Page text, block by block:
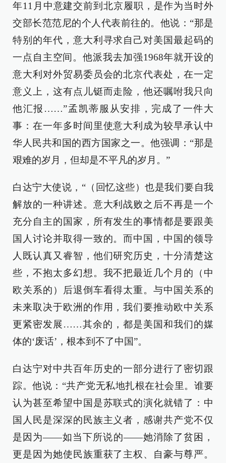
年11月中意建交前到北京履职，是作为当时外
交部长范范尼的个人代表前往的。他说：“那是
特别的年代，意大利寻求自己对美国最起码的
一点自主空间。他派我去加强1968年就开设的
意大利对外贸易委员会的北京代表处，在一定
意义上，这有点儿铤而走险，他还嘱咐我只向
他汇报……”孟凯蒂服从安排，完成了一件大
事：在一年多时间里使意大利成为较早承认中
华人民共和国的西方国家之一。他强调：“那是
艰难的岁月，但却是不平凡的岁月。”
白达宁大使说，“（回忆这些）也是我们要自我
解放的一种讲述。意大利战败之后不再是一个
充分自主的国家，所有发生的事情都是要跟美
国人讨论并取得一致的。而中国，中国的领导
人既认真又睿智，他们研究历史，十分清楚这
些，不抱太多幻想。我不把最近几个月的（中
欧关系的）后退倒车看得太重。与中国关系的
未来取决于欧洲的作用，我们要推动欧中关系
更紧密发展……其余的，都是美国和我们的媒
体的‘废话’，根本到不了中国”。
白达宁对中共百年历史的一部分进行了密切跟
踪。他说：“共产党无私地扎根在社会里。谁要
认为甚至希望中国是苏联式的演化就错了：中
国人民是深深的民族主义者，感谢共产党不仅
是因为——如当下所说的——她消除了贫困，
更是因为她使民族重获了主权、自豪与尊严。